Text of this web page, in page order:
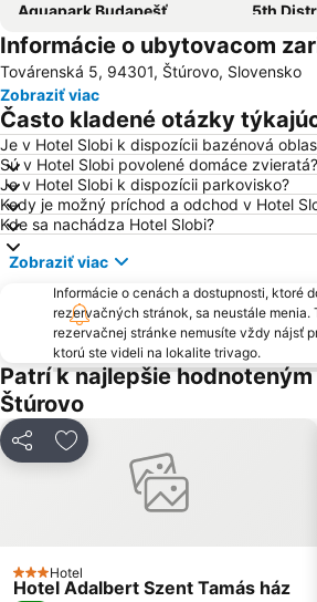
Aquapark Budapešť
5th
Budapest Park
Formula
Laszlo Papp Budapest Sports Arena
Termálne kúpele Gellèrt-fürdö
Nyugati
Deák Ferenc tér metro station
6th District
Ulica
Parlament
Corvin Shopping Center
12th
Budapesti M1 Metro Line
Kúpele Széchenyi
8th District
Népliget Bus Station
Csepel
Danube Bend
Ferencváros
Kelenföld
Budínsky hrad (Budai Vár)
Lotz Hall
Esztergom promenade
Informácie o ubytovacom
Továrenská 5, 94301, Štúrovo, Slovensko
Zobraziť viac
Často kladené otázky
Je v Hotel Slobi k dispozícii bazénová
Sú v Hotel Slobi povolené domáce zvieratá?
Je v Hotel Slobi k dispozícii parkovisko?
Kedy je možný príchod a odchod v Hotel
Kde sa nachádza Hotel Slobi?
Zobraziť viac
Informácie o cenách a dostupnosti, ktoré
rezervačných stránok, sa neustále menia.
rezervačnej stránke nemusíte vždy nájsť
ktorú ste videli na lokalite trivago.
Patrí k najlepšie
Štúrovo
ZdieľaťPridať do obľúbených
3 Počet hviezdičiek
Hotel
Hotel Adalbert Szent Tamás ház